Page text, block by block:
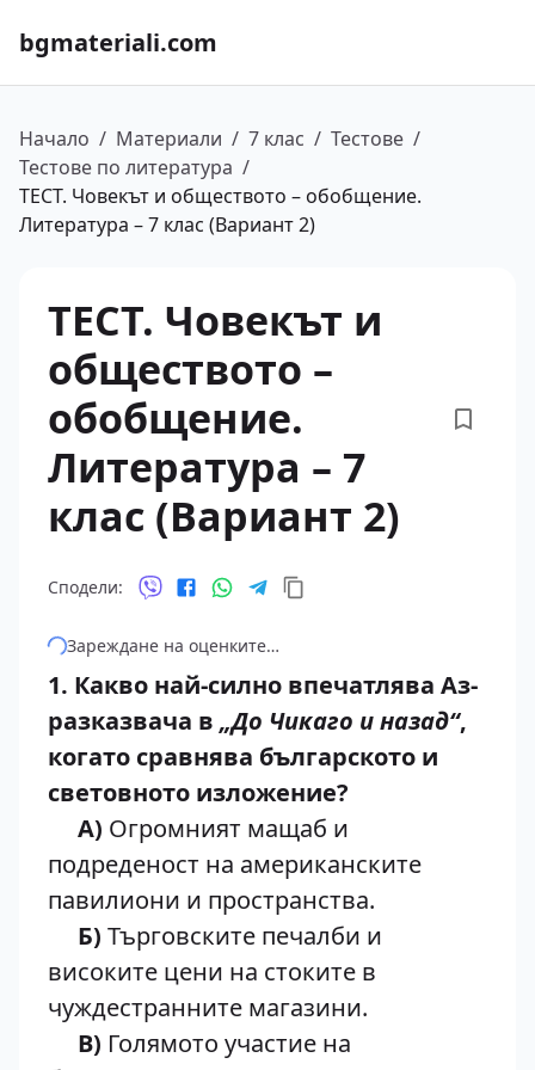
bgmateriali.com
Начало / Материали / 7 клас / Тестове /
Тестове по литература /
ТЕСТ. Човекът и обществото – обобщение.
Литература – 7 клас (Вариант 2)
ТЕСТ. Човекът и
обществото –
обобщение.
Литература – 7
клас (Вариант 2)
Сподели:
Зареждане на оценките…
1. Какво най-силно впечатлява Аз-
разказвача в „До Чикаго и назад“,
когато сравнява българското и
световното изложение?
А) Огромният мащаб и
подреденост на американските
павилиони и пространства.
Б) Търговските печалби и
високите цени на стоките в
чуждестранните магазини.
В) Голямото участие на